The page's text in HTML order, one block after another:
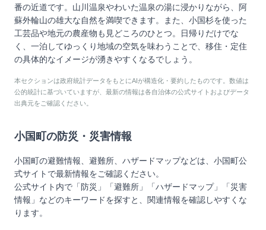
番の近道です。山川温泉やわいた温泉の湯に浸かりながら、阿
蘇外輪山の雄大な自然を満喫できます。また、小国杉を使った
工芸品や地元の農産物も見どころのひとつ。日帰りだけでな
く、一泊してゆっくり地域の空気を味わうことで、移住・定住
の具体的なイメージが湧きやすくなるでしょう。
本セクションは政府統計データをもとにAIが構造化・要約したものです。数値は
公的統計に基づいていますが、最新の情報は各自治体の公式サイトおよびデータ
出典元をご確認ください。
小国町 の防災・災害情報
小国町の避難情報、避難所、ハザードマップなどは、 小国町公
式サイトで最新情報をご確認ください。
公式サイト内で「防災」「避難所」「ハザードマップ」「災害
情報」などのキーワードを探すと、関連情報を確認しやすくな
ります。